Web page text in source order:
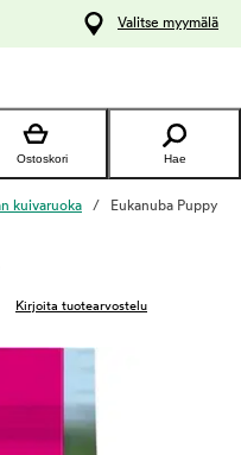
Valitse myymälä
Ostoskori Hae
kuivaruoka
Eukanuba Puppy
Kirjoita tuotearvostelu